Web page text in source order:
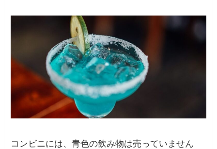
コンビニには、青色の飲み物は売っていません